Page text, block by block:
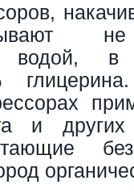
водой,
и других